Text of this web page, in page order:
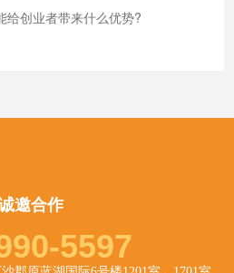
给创业者带来什么优势?
邀合作
5597